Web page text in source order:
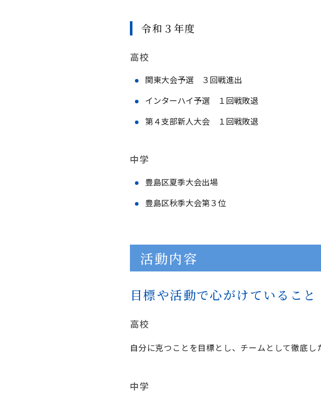
令和３年度
高校
関東大会予選 ３回戦進出
インターハイ予選 １回戦敗退
第４支部新人大会 １回戦敗退
中学
豊島区夏季大会出場
豊島区秋季大会第３位
活動内容
目標や活動で心がけていること
高校
自分に克つことを目標とし、チームとして徹底し
中学